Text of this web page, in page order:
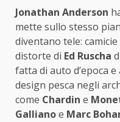
Jonathan Anderson
mette sullo stesso
diventano tele:
distorte di Ed Ruscha
fatta di auto d’epoca
design pesca negli
come Chardin e
Gallianoe Marc